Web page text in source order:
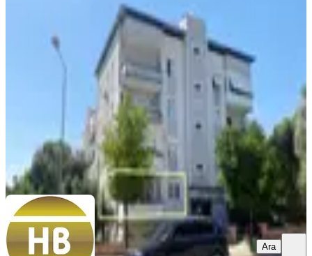
Mutfaklı, Geniş Ve Ferah
Efeler, Girne Mahallesi
2+1·90 m² 1. Kat 05.08.2026
19.000 ₺
HB GayrimenkulMutlu SAÇMACIOĞLU
Ara
Ara